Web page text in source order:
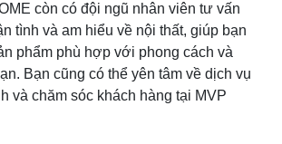
còn có đội ngũ nhân viên tư vấn
tình và am hiểu về nội thất, giúp bạn
phẩm phù hợp với phong cách và
Bạn cũng có thể yên tâm về dịch vụ
và chăm sóc khách hàng tại MVP